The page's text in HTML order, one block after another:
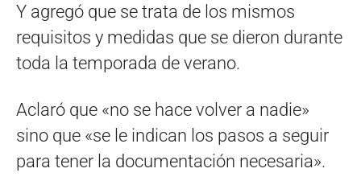
Y agregó que se trata de los mismos
requisitos y medidas que se dieron durante
toda la temporada de verano.
Aclaró que «no se hace volver a nadie»
sino que «se le indican los pasos a seguir
para tener la documentación necesaria».